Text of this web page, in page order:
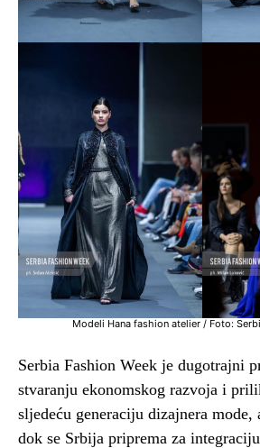
Modeli Hana fashion atelier / Foto:
Serbia Fashion Week je dugotrajni
stvaranju ekonomskog razvoja i
sljedeću generaciju dizajnera mode,
dok se Srbija priprema za